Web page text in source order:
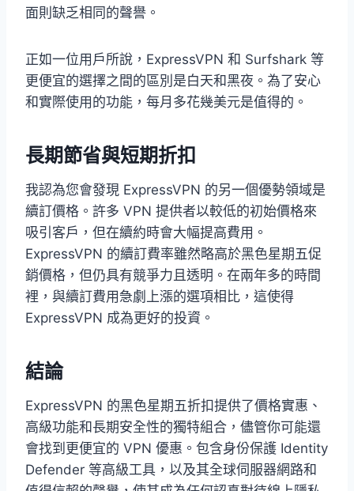
面則缺乏相同的聲譽。
正如一位用戶所說，ExpressVPN 和 Surfshark 等
更便宜的選擇之間的區別是白天和黑夜。為了安心
和實際使用的功能，每月多花幾美元是值得的。
長期節省與短期折扣
我認為您會發現 ExpressVPN 的另一個優勢領域是
續訂價格。許多 VPN 提供者以較低的初始價格來
吸引客戶，但在續約時會大幅提高費用。
ExpressVPN 的續訂費率雖然略高於黑色星期五促
銷價格，但仍具有競爭力且透明。在兩年多的時間
裡，與續訂費用急劇上漲的選項相比，這使得
ExpressVPN 成為更好的投資。
結論
ExpressVPN 的黑色星期五折扣提供了價格實惠、
高級功能和長期安全性的獨特組合，儘管你可能還
會找到更便宜的 VPN 優惠。包含身份保護 Identity
Defender 等高級工具，以及其全球伺服器網路和